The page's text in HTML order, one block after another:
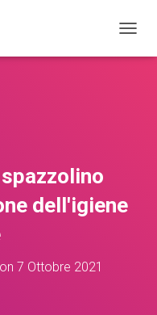
dell'igiene
on 7 Ottobre 2021